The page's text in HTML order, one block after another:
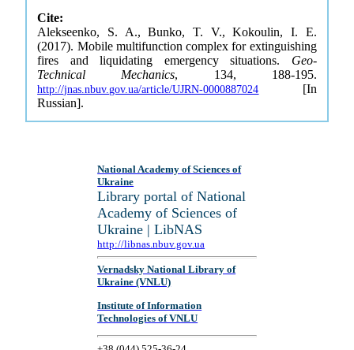
Cite:
Alekseenko, S. A., Bunko, T. V., Kokoulin, I. E.
(2017). Mobile multifunction complex for extinguishing
fires and liquidating emergency situations. Geo-
Technical Mechanics, 134, 188-195.
http://jnas.nbuv.gov.ua/article/UJRN-0000887024 [In
Russian].
National Academy of Sciences of
Ukraine
Library portal of National
Academy of Sciences of
Ukraine | LibNAS
http://libnas.nbuv.gov.ua
Vernadsky National Library of
Ukraine (VNLU)
Institute of Information
Technologies of VNLU